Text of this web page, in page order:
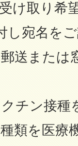
け取り希
し宛名を
送または
チン接
類を医療